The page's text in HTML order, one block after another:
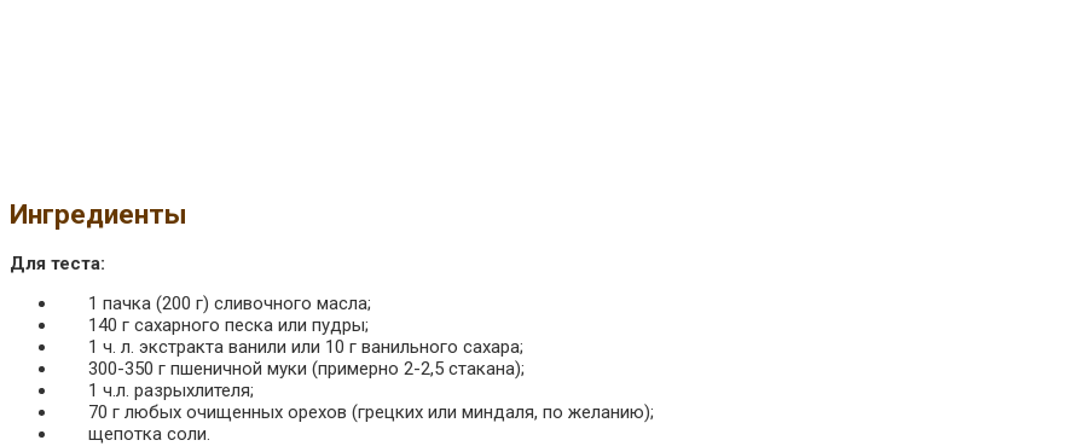
Ингредиенты
Для теста:
1 пачка (200 г) сливочного масла;
140 г сахарного песка или пудры;
1 ч. л. экстракта ванили или 10 г ванильного сахара;
300-350 г пшеничной муки (примерно 2-2,5 стакана);
1 ч.л. разрыхлителя;
70 г любых очищенных орехов (грецких или миндаля, по желанию);
щепотка соли.